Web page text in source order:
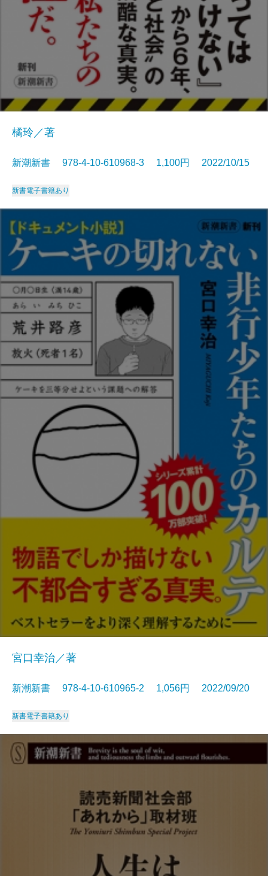
橘玲／著
新潮新書 978-4-10-610968-3 1,100円 2022/10/15
新書電子書籍あり
宮口幸治／著
新潮新書 978-4-10-610965-2 1,056円 2022/09/20
新書電子書籍あり